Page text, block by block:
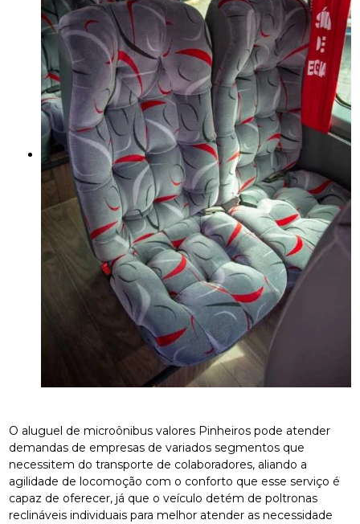
O aluguel de microônibus valores Pinheiros pode atender
demandas de empresas de variados segmentos que
necessitem do transporte de colaboradores, aliando a
agilidade de locomoção com o conforto que esse serviço é
capaz de oferecer, já que o veículo detém de poltronas
reclináveis individuais para melhor atender as necessidade